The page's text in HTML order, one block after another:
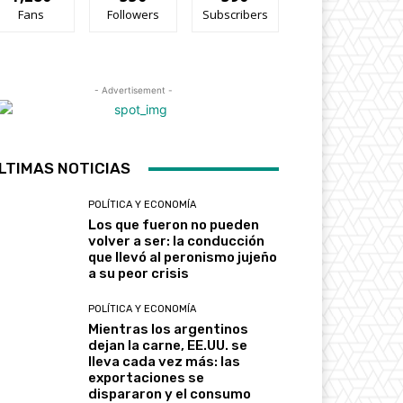
Fans Followers Subscribers
- Advertisement -
NOTICIAS
POLÍTICA Y ECONOMÍA
Los que fueron no pueden
volver a ser: la conducción
que llevó al peronismo jujeño
a su peor crisis
POLÍTICA Y ECONOMÍA
Mientras los argentinos
dejan la carne, EE.UU. se
lleva cada vez más: las
exportaciones se
dispararon y el consumo